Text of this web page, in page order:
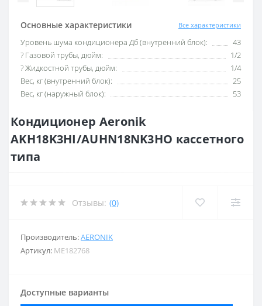
Основные характеристики Все характеристики
Уровень шума кондиционера Дб (внутренний блок):
43
? Газовой трубы, дюйм:
1/2
? Жидкостной трубы, дюйм:
1/4
Вес, кг (внутренний блок):
25
Вес, кг (наружный блок):
53
Кондиционер Aeronik
AKH18K3HI/AUHN18NK3HO кассетного
типа
Отзывы: (0)
Производитель:AERONIK
Артикул: ME182768
Доступные варианты